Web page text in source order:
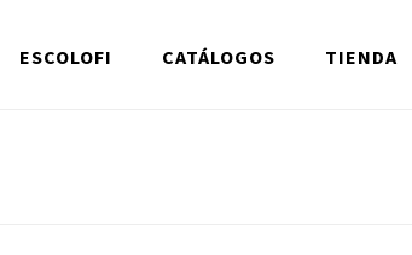
ESCOLOFI CATÁLOGOS TIENDA